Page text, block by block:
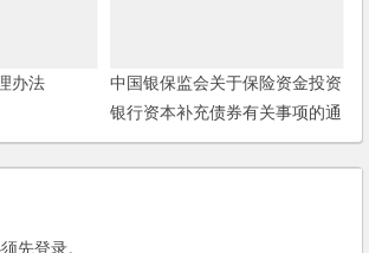
办法
中国银保监会关于保险资金投资
银行资本补充债券有关事项的通
知
先登录。